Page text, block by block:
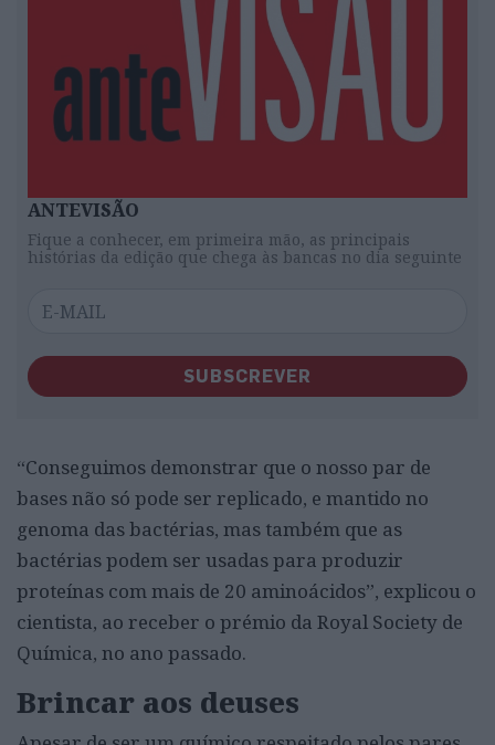
ANTEVISÃO
Fique a conhecer, em primeira mão, as principais
histórias da edição que chega às bancas no dia seguinte
SUBSCREVER
“Conseguimos demonstrar que o nosso par de
bases não só pode ser replicado, e mantido no
genoma das bactérias, mas também que as
bactérias podem ser usadas para produzir
proteínas com mais de 20 aminoácidos”, explicou o
cientista, ao receber o prémio da Royal Society de
Química, no ano passado.
Brincar aos deuses